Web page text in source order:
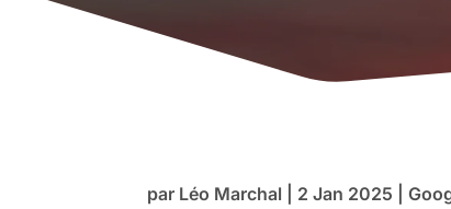
par Léo Marchal 2 Jan 2025 |